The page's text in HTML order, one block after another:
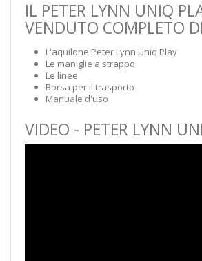
IL PETER LYNN UNIQ
VENDUTO COMPLETO
L'aquilone Peter Lynn Uniq Play
Le maniglie a strappo
Le linee
Borsa per il trasporto
Manuale d'uso
VIDEO - PETER LYNN